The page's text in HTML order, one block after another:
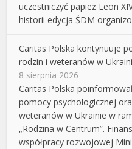
uczestniczyć papież Leon
historii edycja ŚDM
Caritas Polska kontynuuje
rodzin i weteranów w
8 sierpnia 2026
Caritas Polska
pomocy psychologicznej
weteranów w Ukrainie w
„Rodzina w Centrum”.
współpracy rozwojowej